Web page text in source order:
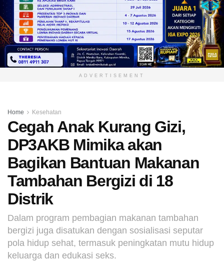
ADVERTISEMENT
Home Kesehatan
Cegah Anak Kurang Gizi,
DP3AKB Mimika akan
Bagikan Bantuan Makanan
Tambahan Bergizi di 18
Distrik
Dalam program pembagian makanan tambahan
bergizi juga disatukan dengan sosialisasi seputar
pola hidup sehat, termasuk peningkatan mutu hidup
keluarga dan edukasi seks.